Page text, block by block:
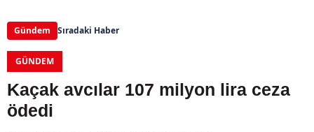
Gündem Sıradaki Haber
GÜNDEM
Kaçak avcılar 107 milyon lira ceza
ödedi